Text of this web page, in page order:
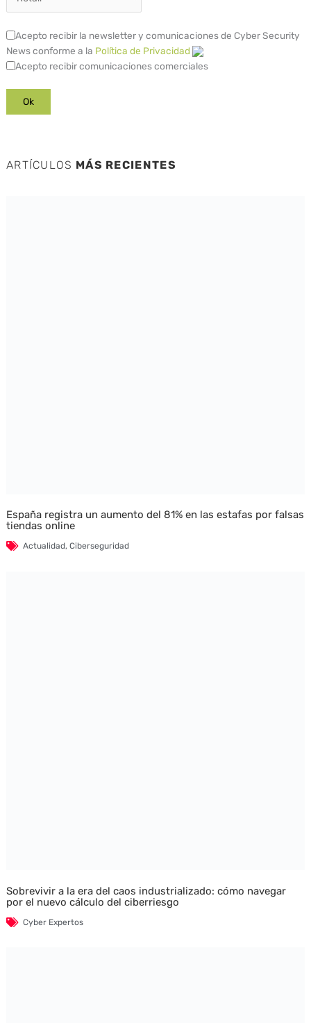
Acepto recibir la newsletter y comunicaciones de Cyber Security
News conforme a la Política de Privacidad
Acepto recibir comunicaciones comerciales
ARTÍCULOS MÁS RECIENTES
España registra un aumento del 81% en las estafas por falsas
tiendas online
Actualidad, Ciberseguridad
Sobrevivir a la era del caos industrializado: cómo navegar
por el nuevo cálculo del ciberriesgo
Cyber Expertos